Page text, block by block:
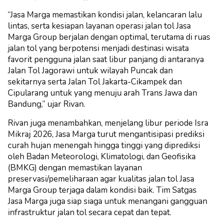
“Jasa Marga memastikan kondisi jalan, kelancaran lalu
lintas, serta kesiapan layanan operasi jalan tol Jasa
Marga Group berjalan dengan optimal, terutama di ruas
jalan tol yang berpotensi menjadi destinasi wisata
favorit pengguna jalan saat libur panjang di antaranya
Jalan Tol Jagorawi untuk wilayah Puncak dan
sekitarnya serta Jalan Tol Jakarta-Cikampek dan
Cipularang untuk yang menuju arah Trans Jawa dan
Bandung,” ujar Rivan.
Rivan juga menambahkan, menjelang libur periode Isra
Mikraj 2026, Jasa Marga turut mengantisipasi prediksi
curah hujan menengah hingga tinggi yang diprediksi
oleh Badan Meteorologi, Klimatologi, dan Geofisika
(BMKG) dengan memastikan layanan
preservasi/pemeliharaan agar kualitas jalan tol Jasa
Marga Group terjaga dalam kondisi baik. Tim Satgas
Jasa Marga juga siap siaga untuk menangani gangguan
infrastruktur jalan tol secara cepat dan tepat.